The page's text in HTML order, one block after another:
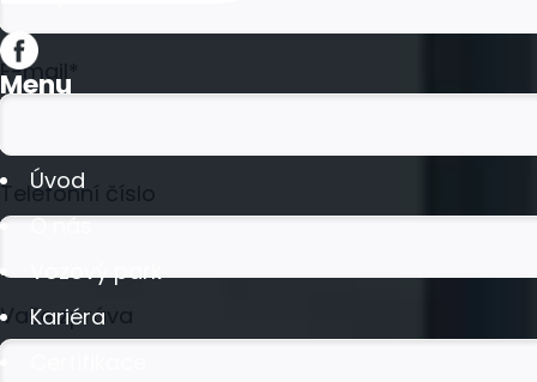
E-mail*
Telefonní číslo
Vaše zpráva
Menu
Úvod
O nás
Vozový park
Kariéra